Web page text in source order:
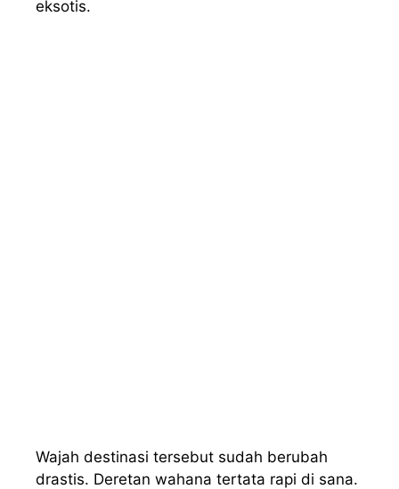
eksotis.
Wajah destinasi tersebut sudah berubah
drastis. Deretan wahana tertata rapi di sana.